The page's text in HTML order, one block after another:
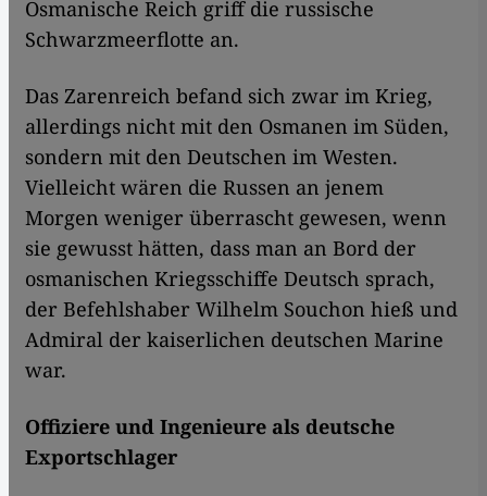
Osmanische Reich griff die russische
Schwarzmeerflotte an.
Das Zarenreich befand sich zwar im Krieg,
allerdings nicht mit den Osmanen im Süden,
sondern mit den Deutschen im Westen.
Vielleicht wären die Russen an jenem
Morgen weniger überrascht gewesen, wenn
sie gewusst hätten, dass man an Bord der
osmanischen Kriegsschiffe Deutsch sprach,
der Befehlshaber Wilhelm Souchon hieß und
Admiral der kaiserlichen deutschen Marine
war.
Offiziere und Ingenieure als deutsche
Exportschlager